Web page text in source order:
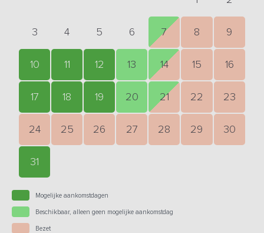
3 4 5 6 7 8 9
10 11 12 13 14 15 16
17 18 19 20 21 22 23
24 25 26 27 28 29 30
31
Mogelijke aankomstdagen
Beschikbaar, alleen geen mogelijke aankomstdag
Bezet